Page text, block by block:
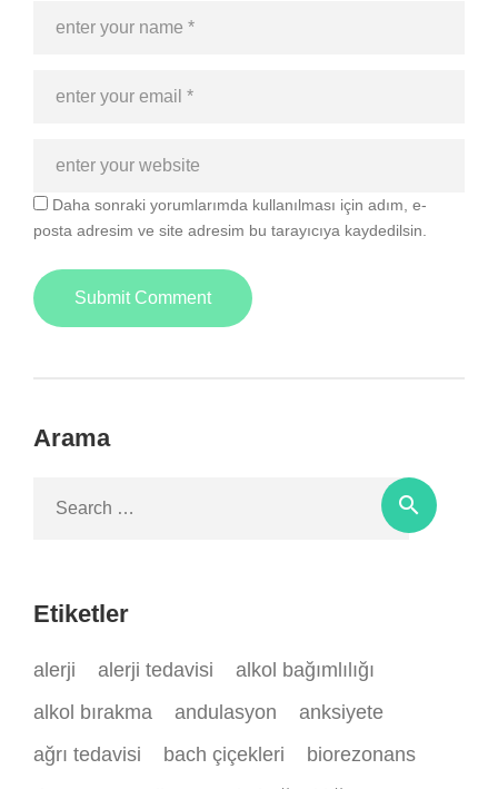
Daha sonraki yorumlarımda kullanılması için adım, e-
posta adresim ve site adresim bu tarayıcıya kaydedilsin.
Arama
for:
search
Etiketler
alerji alerji tedavisi
alkol bağımlılığı
alkol bırakma
andulasyon
anksiyete
ağrı tedavisi
bach çiçekleri
biorezonans